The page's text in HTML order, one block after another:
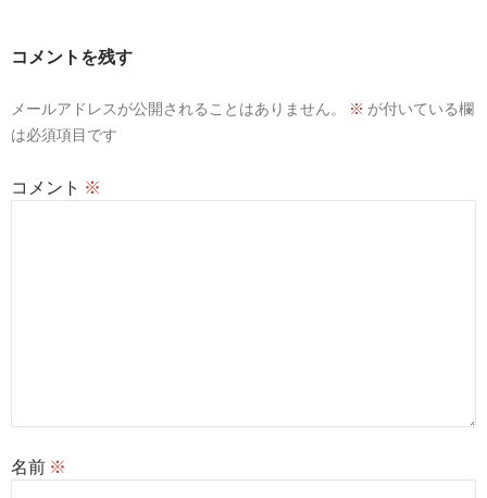
ョ
コメントを残す
メールアドレスが公開されることはありません。 ※ が付いている欄
は必須項目です
コメント ※
名前 ※